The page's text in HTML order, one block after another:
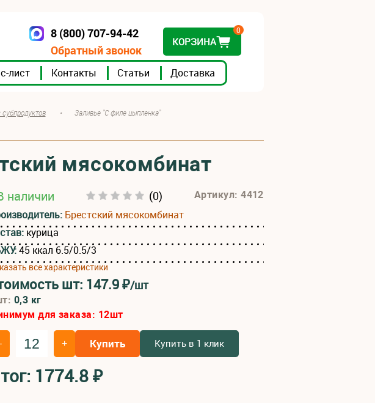
лист Контакты Статьи Доставка
8 (800) 707-94-42
Обратный звонок
КОРЗИНА
0
• Заливье "С филе цыпленка"
мясокомбинат
наличии (0) Артикул: 4412
Брестский мясокомбинат
курица
45 ккал 6.5/0.5/3
все характеристики
шт: 147.9₽/шт
0,3 кг
для заказа: 12шт
+ Купить Купить в 1 клик
1774.8₽